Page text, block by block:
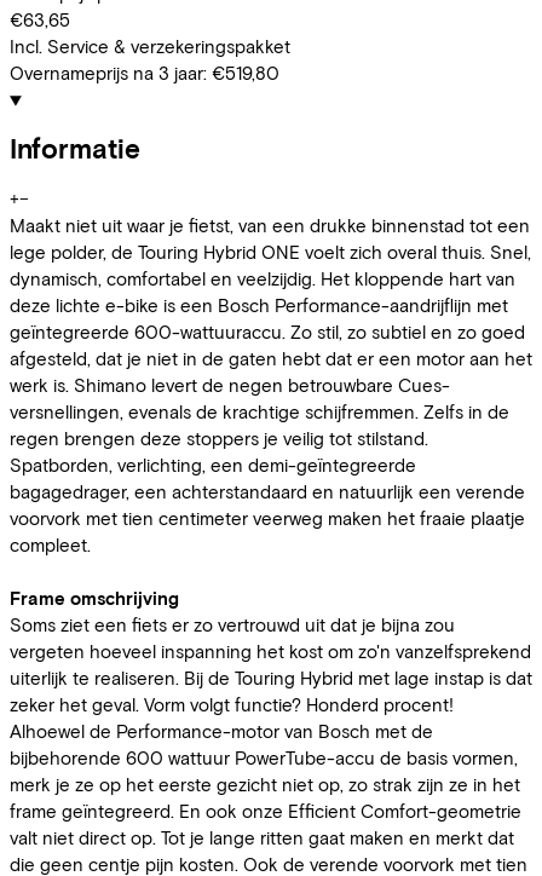
€63,65
Incl. Service & verzekeringspakket
Overnameprijs na 3 jaar: €519,80
Informatie
+−
Maakt niet uit waar je fietst, van een drukke binnenstad tot een
lege polder, de Touring Hybrid ONE voelt zich overal thuis. Snel,
dynamisch, comfortabel en veelzijdig. Het kloppende hart van
deze lichte e-bike is een Bosch Performance-aandrijflijn met
geïntegreerde 600-wattuuraccu. Zo stil, zo subtiel en zo goed
afgesteld, dat je niet in de gaten hebt dat er een motor aan het
werk is. Shimano levert de negen betrouwbare Cues-
versnellingen, evenals de krachtige schijfremmen. Zelfs in de
regen brengen deze stoppers je veilig tot stilstand.
Spatborden, verlichting, een demi-geïntegreerde
bagagedrager, een achterstandaard en natuurlijk een verende
voorvork met tien centimeter veerweg maken het fraaie plaatje
compleet.
Frame omschrijving
Soms ziet een fiets er zo vertrouwd uit dat je bijna zou
vergeten hoeveel inspanning het kost om zo'n vanzelfsprekend
uiterlijk te realiseren. Bij de Touring Hybrid met lage instap is dat
zeker het geval. Vorm volgt functie? Honderd procent!
Alhoewel de Performance-motor van Bosch met de
bijbehorende 600 wattuur PowerTube-accu de basis vormen,
merk je ze op het eerste gezicht niet op, zo strak zijn ze in het
frame geïntegreerd. En ook onze Efficient Comfort-geometrie
valt niet direct op. Tot je lange ritten gaat maken en merkt dat
die geen centje pijn kosten. Ook de verende voorvork met tien